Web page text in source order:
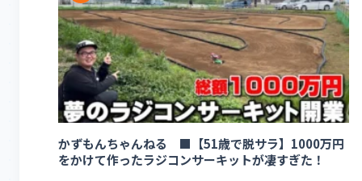
かずもんちゃんねる ■【51歳で脱サラ】1000万円
をかけて作ったラジコンサーキットが凄すぎた！